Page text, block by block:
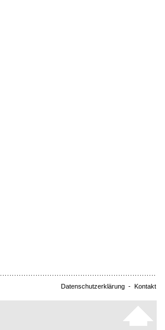
Datenschutzerklärung - Kontakt